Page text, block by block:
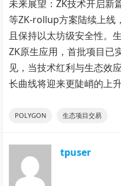
未来展望：ZK技术开启
等ZK-rollup方案陆续上线
且保持以太坊级安全性。
ZK原生应用，首批项目已
见，当技术红利与生态效
长曲线将迎来更陡峭的上升
POLYGON 生态项目交易
tpuser